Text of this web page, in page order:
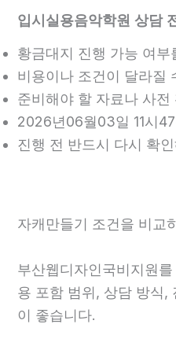
입시실용음악학원 상담
황금대지 진행 가능 여
비용이나 조건이 달라질
준비해야 할 자료나 사전
2026년06월03일 11시
진행 전 반드시 다시 확
자캐만들기 조건을 비교
부산웹디자인국비지원
용 포함 범위, 상담 방식,
이 좋습니다.